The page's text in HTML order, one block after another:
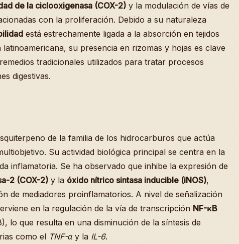
de la ciclooxigenasa (COX-2) y la modulación de vías de
con la proliferación. Debido a su naturaleza
está estrechamente ligada a la absorción en tejidos
su presencia en rizomas y hojas es clave
tradicionales utilizados para tratar procesos
digestivas.
de la familia de los hidrocarburos que actúa
Su actividad biológica principal se centra en la
inflamatoria. Se ha observado que inhibe la expresión de
2 (COX-2) y la óxido nítrico sintasa inducible (iNOS),
de mediadores proinflamatorios. A nivel de señalización
en la regulación de la vía de transcripción NF-κB
lo que resulta en una disminución de la síntesis de
como el TNF-α y la IL-6.